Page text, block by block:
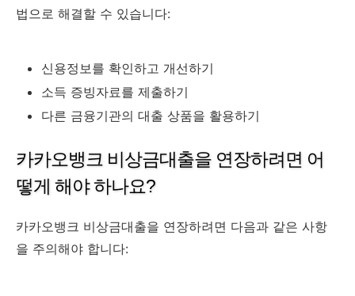
법으로 해결할 수 있습니다:
신용정보를 확인하고 개선하기
소득 증빙자료를 제출하기
다른 금융기관의 대출 상품을 활용하기
카카오뱅크 비상금대출을 연장하려면 어
떻게 해야 하나요?
카카오뱅크 비상금대출을 연장하려면 다음과 같은 사항
을 주의해야 합니다: